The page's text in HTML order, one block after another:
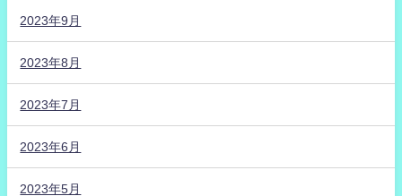
2023年9月
2023年8月
2023年7月
2023年6月
2023年5月